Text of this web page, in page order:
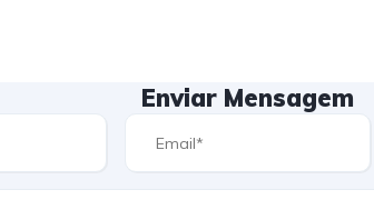
Enviar Mensagem